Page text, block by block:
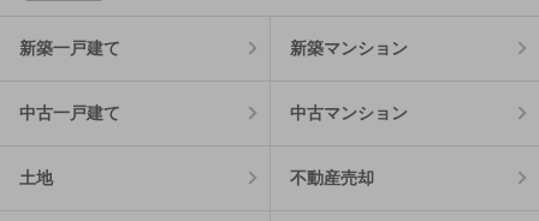
新築一戸建て 新築マンション
中古一戸建て 中古マンション
土地 不動産売却